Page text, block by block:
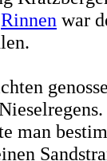
Rinnen war
man